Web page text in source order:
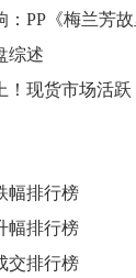
纳福（互动金标）
好品38.60元成交
（互动金标）
评级）10.80元成交
评级）10.80元成交
PP《梅兰芳
综述
，快来加入全
兰芳片
幅排行榜
幅排行榜
交排行榜